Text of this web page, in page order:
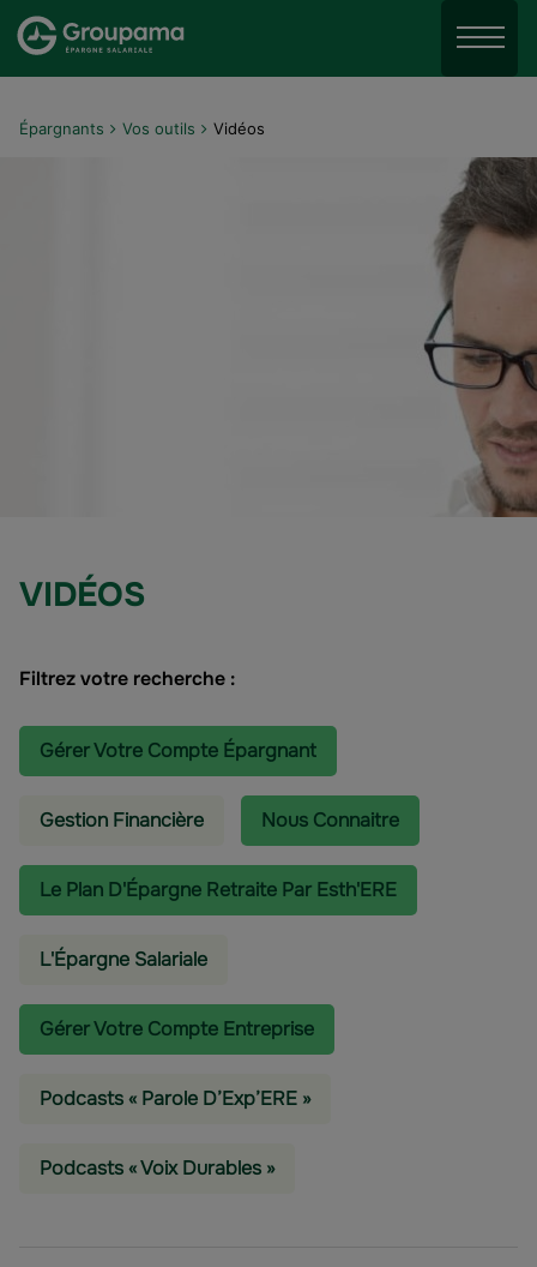
Aller au menu
Aller au contenu
Menu
Épargnants Vos outils Vidéos
VIDÉOS
Filtrez votre recherche :
Gérer Votre Compte Épargnant
Gestion Financière Nous Connaitre
Le Plan D'Épargne Retraite Par Esth'ERE
L'épargne Salariale
Gérer Votre Compte Entreprise
Podcasts « Parole D’Exp’ERE »
Podcasts « Voix Durables »